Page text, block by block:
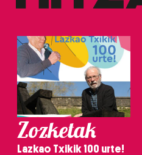
Zozketak
Lazkao Txikik 100 urte!